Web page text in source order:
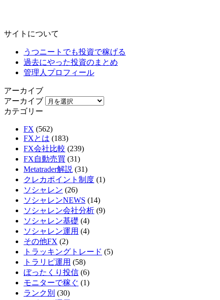
サイトについて
うつニートでも投資で稼げる
過去にやった投資のまとめ
管理人プロフィール
アーカイブ
アーカイブ
カテゴリー
FX (562)
FXとは (183)
FX会社比較 (239)
FX自動売買 (31)
Metatrader解説 (31)
クレカポイント制度 (1)
ソシャレン (26)
ソシャレンNEWS (14)
ソシャレン会社分析 (9)
ソシャレン基礎 (4)
ソシャレン運用 (4)
その他FX (2)
トラッキングトレード (5)
トラリピ運用 (58)
ぼったくり投信 (6)
モニターで稼ぐ (1)
ランク別 (30)